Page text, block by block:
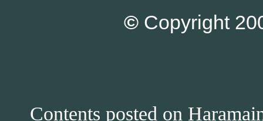
© Copyright
Contents posted on